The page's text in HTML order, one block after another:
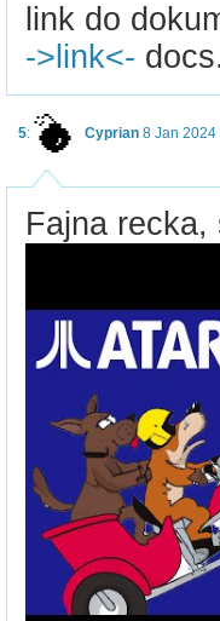
link do
->link<-
5: Cyprian 8 Jan 2024
Fajna recka,